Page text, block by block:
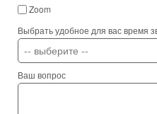
Zoom
Выбрать удобное для вас время
Ваш вопрос